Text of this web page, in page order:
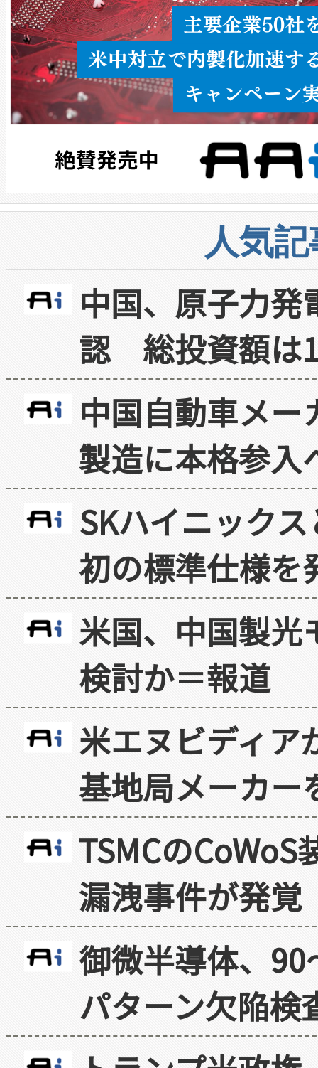
人気
中国、原子力
認 総投資額は
中国自動車メ
製造に本格参入
SKハイニック
初の標準仕様を
米国、中国製光
検討か＝報道
米エヌビディア
基地局メーカー
TSMCの
漏洩事件が発覚
御微半導体、
パターン欠陥検